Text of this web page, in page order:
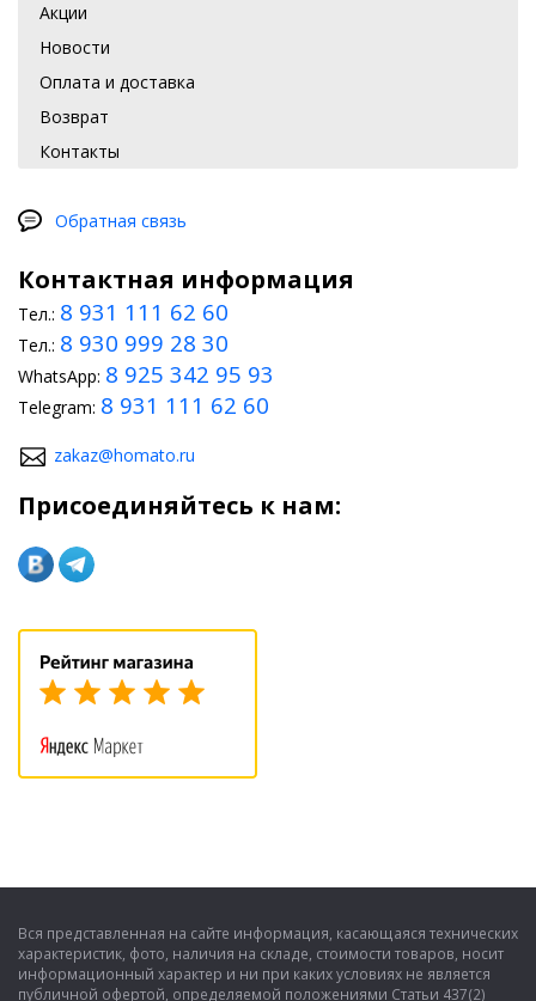
Акции
Новости
Оплата и доставка
Возврат
Контакты
Обратная связь
Контактная информация
Тел.: 8 931 111 62 60
Тел.: 8 930 999 28 30
WhatsApp: 8 925 342 95 93
Telegram: 8 931 111 62 60
zakaz@homato.ru
Присоединяйтесь к нам:
Вся представленная на сайте информация, касающаяся технических
характеристик, фото, наличия на складе, стоимости товаров, носит
информационный характер и ни при каких условиях не является
публичной офертой, определяемой положениями Статьи 437(2)